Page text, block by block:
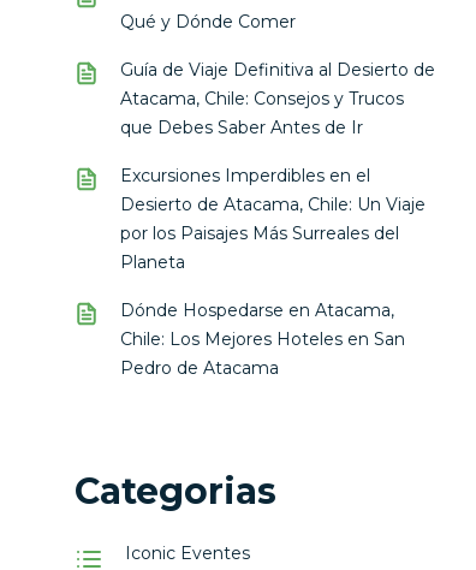
Qué y Dónde Comer
Guía de Viaje Definitiva al Desierto de
Atacama, Chile: Consejos y Trucos
que Debes Saber Antes de Ir
Excursiones Imperdibles en el
Desierto de Atacama, Chile: Un Viaje
por los Paisajes Más Surreales del
Planeta
Dónde Hospedarse en Atacama,
Chile: Los Mejores Hoteles en San
Pedro de Atacama
Categorias
Iconic Eventes